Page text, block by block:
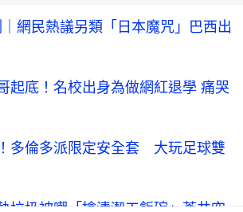
網民熱議另類「日本魔咒」巴西出
起底！名校出身為做網紅退學 痛哭
多倫多派限定安全套 大玩足球雙
垃圾被嘲「搶清潔工飯碗」蒼井空